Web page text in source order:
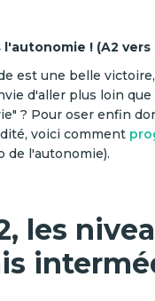
! (A2 vers
est une belle
d'aller plus loin
? Pour oser enfin
voici comment
de l'autonomie).
les